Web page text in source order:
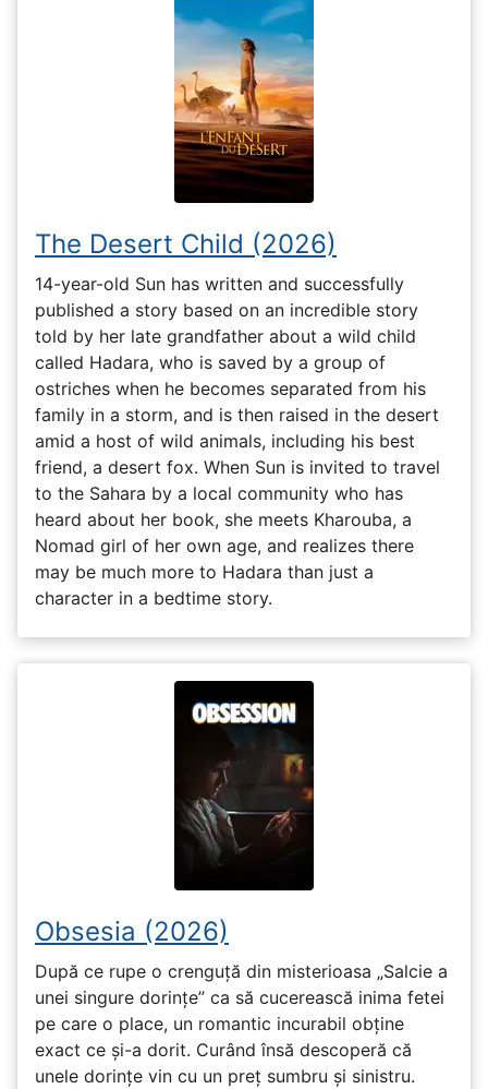
The Desert Child (2026)
14-year-old Sun has written and successfully
published a story based on an incredible story
told by her late grandfather about a wild child
called Hadara, who is saved by a group of
ostriches when he becomes separated from his
family in a storm, and is then raised in the desert
amid a host of wild animals, including his best
friend, a desert fox. When Sun is invited to travel
to the Sahara by a local community who has
heard about her book, she meets Kharouba, a
Nomad girl of her own age, and realizes there
may be much more to Hadara than just a
character in a bedtime story.
Obsesia (2026)
După ce rupe o crenguță din misterioasa „Salcie a
unei singure dorințe” ca să cucerească inima fetei
pe care o place, un romantic incurabil obține
exact ce și-a dorit. Curând însă descoperă că
unele dorințe vin cu un preț sumbru și sinistru.